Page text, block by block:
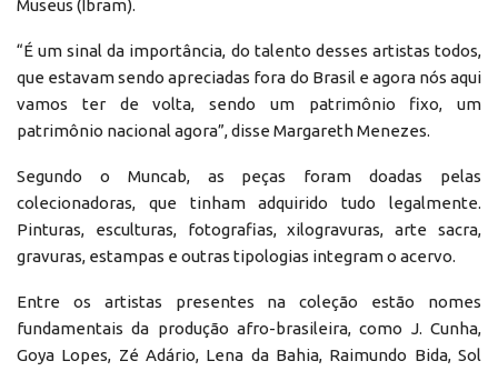
Museus (Ibram).
“É um sinal da importância, do talento desses artistas todos,
que estavam sendo apreciadas fora do Brasil e agora nós aqui
vamos ter de volta, sendo um patrimônio fixo, um
patrimônio nacional agora”, disse Margareth Menezes.
Segundo o Muncab, as peças foram doadas pelas
colecionadoras, que tinham adquirido tudo legalmente.
Pinturas, esculturas, fotografias, xilogravuras, arte sacra,
gravuras, estampas e outras tipologias integram o acervo.
Entre os artistas presentes na coleção estão nomes
fundamentais da produção afro-brasileira, como J. Cunha,
Goya Lopes, Zé Adário, Lena da Bahia, Raimundo Bida, Sol